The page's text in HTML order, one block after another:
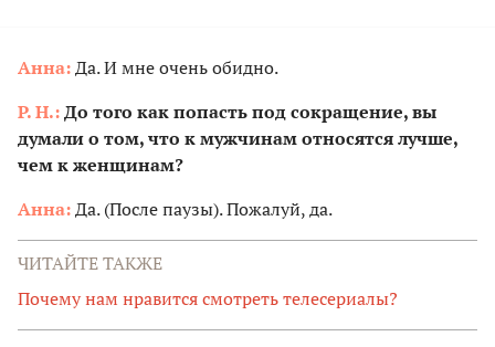
Анна:Да. И мне очень обидно.
Р. Н.:До того как попасть под сокращение, вы
думали о том, что к мужчинам относятся лучше,
чем к женщинам?
Анна:Да. (После паузы). Пожалуй, да.
ЧИТАЙТЕ ТАКЖЕ
Почему нам нравится смотреть телесериалы?